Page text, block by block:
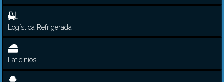
Logística Refrigerada
Laticínios